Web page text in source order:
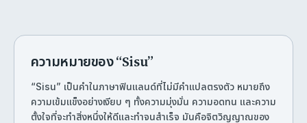
ความหมายของ “Sisu”
“Sisu” เป็นคำในภาษาฟินแลนด์ที่ไม่มีคำแปลตรงตัว หมายถึง
ความเข้มแข็งอย่างเงียบ ๆ ทั้งความมุ่งมั่น ความอดทน และความ
ตั้งใจที่จะทำสิ่งหนึ่งให้ดีและทำจนสำเร็จ มันคือจิตวิญญาณของ